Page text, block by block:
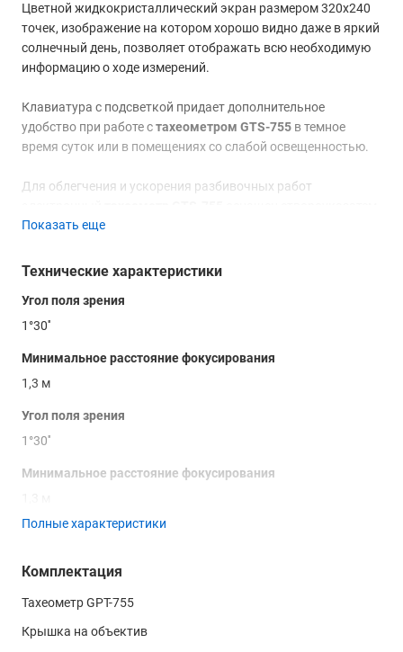
Цветной жидкокристаллический экран размером 320х240
точек, изображение на котором хорошо видно даже в яркий
солнечный день, позволяет отображать всю необходимую
информацию о ходе измерений.
Клавиатура с подсветкой придает дополнительное
удобство при работе стахеометром GTS-755 в темное
время суток или в помещениях со слабой освещенностью.
Для облегчения и ускорения разбивочных работ
два светодиода которого - мигающий и непрерывно
створа при выносе точек в натуру.
Для связитахеометра
компьютером используются все самые известные в мире
Показать еще
Технические характеристики
Угол поля зрения
1°30''
Минимальное расстояние фокусирования
1,3 м
Угол поля зрения
1°30''
Минимальное расстояние фокусирования
Наименьшая цена деления отсчетов
Полные характеристики
Комплектация
Тахеометр GPT-755
Крышка на объектив